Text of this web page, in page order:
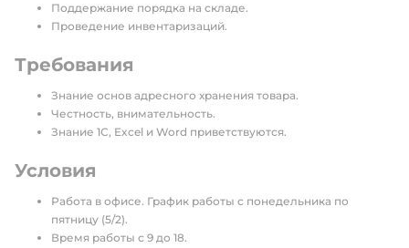
Поддержание порядка на складе.
Проведение инвентаризаций.
Требования
Знание основ адресного хранения товара.
Честность, внимательность.
Знание 1С, Excel и Word приветствуются.
Условия
Работа в офисе. График работы с понедельника по
пятницу (5/2).
Время работы с 9 до 18.